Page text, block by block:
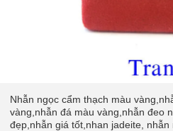
Nhẫn ngọc cẩm thạch màu
vàng,nhẫn đá màu vàng,nhẫn đeo
đẹp,nhẫn giá tốt,nhan jadeite,